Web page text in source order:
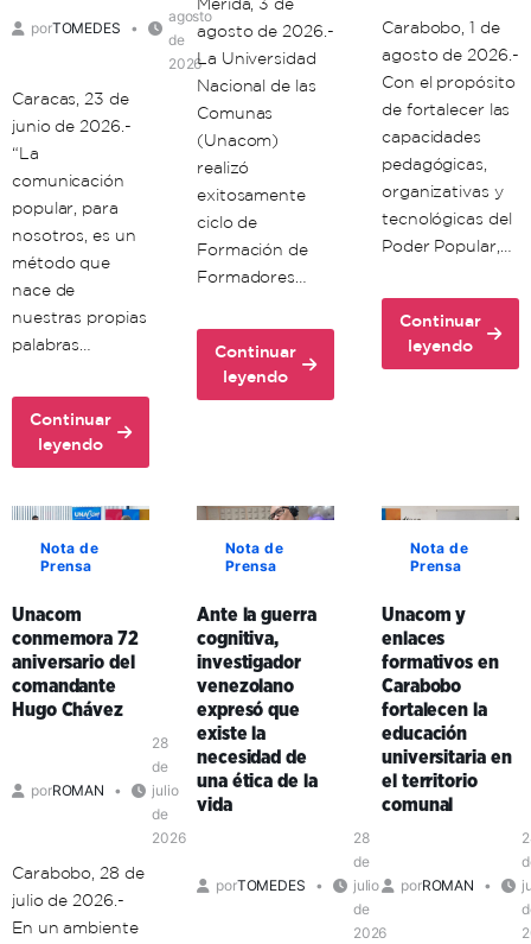
porTOMEDES
agosto
de
2026
Caracas, 23 de
junio de 2026.-
“La
comunicación
popular, para
nosotros, es un
método que
nace de
nuestras propias
palabras…
Continuar
leyendo
about
Comuna
Simón
Bolívar
adopta
comunicación
popular
como
clave
de
en
Mérida, 3 de
agosto de 2026.-
La Universidad
Nacional de las
Comunas
(Unacom)
realizó
exitosamente
ciclo de
Formación de
Formadores…
Continuar
leyendo
about
Unacon
de
Formación
de
en
Mérida
Carabobo, 1 de
agosto de 2026.-
Con el propósito
de fortalecer las
capacidades
pedagógicas,
organizativas y
tecnológicas del
Poder Popular,…
Continuar
leyendo
about
Unacom
de
sus
formadores
Aragua
y
Carabobo
Nota de
Prensa
Unacom
conmemora 72
aniversario del
comandante
Hugo Chávez
porROMAN
28
de
julio
de
2026
Carabobo, 28 de
julio de 2026.-
En un ambiente
Nota de
Prensa
Ante la guerra
cognitiva,
investigador
venezolano
expresó que
existe la
necesidad de
una ética de la
vida
porTOMEDES
28
de
julio
de
2026
Nota de
Prensa
Unacom y
enlaces
formativos en
Carabobo
fortalecen la
educación
universitaria en
el territorio
comunal
porROMAN